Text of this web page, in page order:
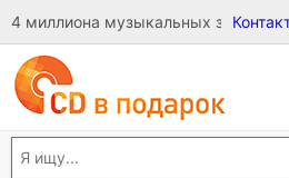
4 миллиона музыкальных записей